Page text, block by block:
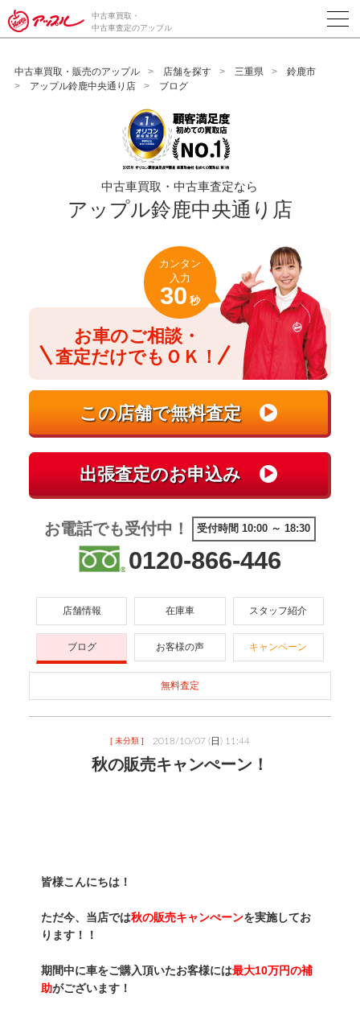
/*ABテスト_新規査定フォームの為のCVボタン*/
中古車買取・
中古車査定のアップル
中古車買取・販売のアップル 店舗を探す 三重県
鈴鹿市
アップル鈴鹿中央通り店
ブログ
中古車買取・中古車査定なら
アップル鈴鹿中央通り店
お車のご相談・
査定だけでもＯＫ！
カンタン
入力
30 秒
お電話でも受付中！ 受付時間 10:00 ～ 18:30
0120-866-446
店舗情報 在庫車 スタッフ紹介
ブログ お客様の声 キャンペーン
無料査定
[ 未分類 ] 2018/10/07 (日) 11:44
秋の販売キャンぺーン！
皆様こんにちは！
ただ今、当店では秋の販売キャンぺーンを実施してお
ります！！
期間中に車をご購入頂いたお客様には最大10万円の補
助がございます！